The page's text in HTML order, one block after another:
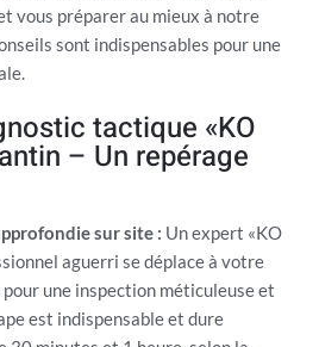
vous préparer au mieux à notre
sont indispensables pour une
tactique «KO
– Un repérage
sur site : Un expert «KO
aguerri se déplace à votre
une inspection méticuleuse et
est indispensable et dure